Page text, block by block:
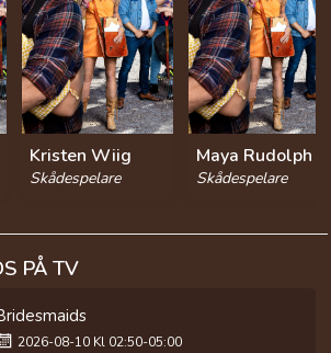
Kristen Wiig
Skådespelare
Maya Rudolph
Skådespelare
PÅ TV
2026-08-10 Kl 02:50-05:00